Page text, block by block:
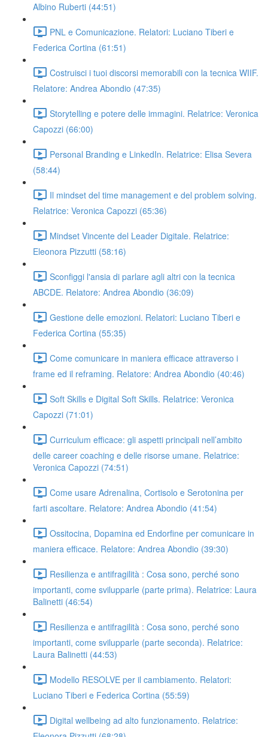
Albino Ruberti (44:51)
PNL e Comunicazione. Relatori: Luciano Tiberi e
Federica Cortina (61:51)
Costruisci i tuoi discorsi memorabili con la tecnica WIIF.
Relatore: Andrea Abondio (47:35)
Storytelling e potere delle immagini. Relatrice: Veronica
Capozzi (66:00)
Personal Branding e LinkedIn. Relatrice: Elisa Severa
(58:44)
Il mindset del time management e del problem solving.
Relatrice: Veronica Capozzi (65:36)
Mindset Vincente del Leader Digitale. Relatrice:
Eleonora Pizzutti (58:16)
Sconfiggi l'ansia di parlare agli altri con la tecnica
ABCDE. Relatore: Andrea Abondio (36:09)
Gestione delle emozioni. Relatori: Luciano Tiberi e
Federica Cortina (55:35)
Come comunicare in maniera efficace attraverso i
frame ed il reframing. Relatore: Andrea Abondio (40:46)
Soft Skills e Digital Soft Skills. Relatrice: Veronica
Capozzi (71:01)
Curriculum efficace: gli aspetti principali nell’ambito
delle career coaching e delle risorse umane. Relatrice:
Veronica Capozzi (74:51)
Come usare Adrenalina, Cortisolo e Serotonina per
farti ascoltare. Relatore: Andrea Abondio (41:54)
Ossitocina, Dopamina ed Endorfine per comunicare in
maniera efficace. Relatore: Andrea Abondio (39:30)
Resilienza e antifragilità : Cosa sono, perché sono
importanti, come svilupparle (parte prima). Relatrice: Laura
Balinetti (46:54)
Resilienza e antifragilità : Cosa sono, perché sono
importanti, come svilupparle (parte seconda). Relatrice:
Laura Balinetti (44:53)
Modello RESOLVE per il cambiamento. Relatori:
Luciano Tiberi e Federica Cortina (55:59)
Digital wellbeing ad alto funzionamento. Relatrice: